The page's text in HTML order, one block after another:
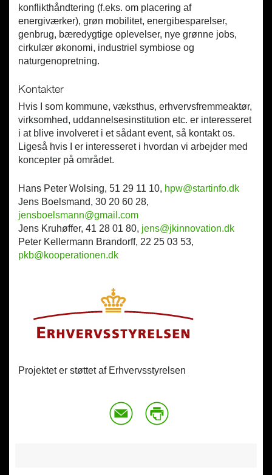
konflikthåndtering (f.eks. om placering af
energiværker), grøn mobilitet, energibesparelser,
genbrug, bæredygtige oplevelser, nye grønne jobs,
cirkulær økonomi, industriel symbiose og
naturgenopretning.
Kontakter
Hvis I som kommune, væksthus, erhvervsfremmeaktør,
virksomhed, uddannelsesinstitution etc. er interesseret
i at blive involveret i et sådant event, så kontakt os.
Ligeså hvis I er interesseret i hvordan vi arbejder med
koncepter på området.
Hans Peter Wolsing, 51 29 11 10, hpw@startinfo.dk
Jens Boelsmand, 30 20 60 28,
jensboelsmann@gmail.com
Jens Kruhøffer, 41 28 01 80, jens@jkinnovation.dk
Peter Kellermann Brandorff, 22 25 03 53,
pkb@kooperationen.dk
Projektet er støttet af Erhvervsstyrelsen